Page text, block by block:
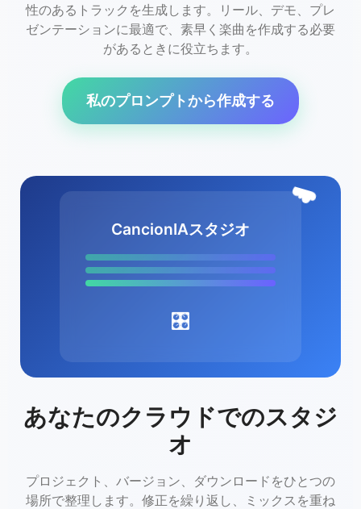
性のあるトラックを生成します。リール、デモ、プレ
ゼンテーションに最適で、素早く楽曲を作成する必要
があるときに役立ちます。
私のプロンプトから作成する
あなたのクラウドでのスタジ
オ
プロジェクト、バージョン、ダウンロードをひとつの
場所で整理します。修正を繰り返し、ミックスを重ね
CancionIAスタジオ
🎛️
☁️